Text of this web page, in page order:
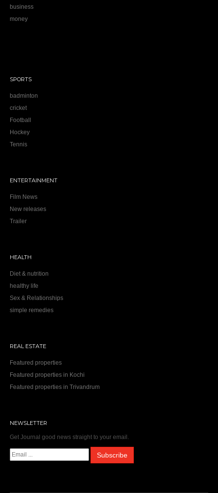
business
money
SPORTS
badminton
cricket
Football
Hockey
Tennis
ENTERTAINMENT
Film News
New releases
Trailer
HEALTH
Diet & nutrition
healthy life
Sex & Relationships
simple remedies
REAL ESTATE
Featured properties
Featured properties in Kochi
Featured properties in Trivandrum
NEWSLETTER
Get Journal good news straight to your email.